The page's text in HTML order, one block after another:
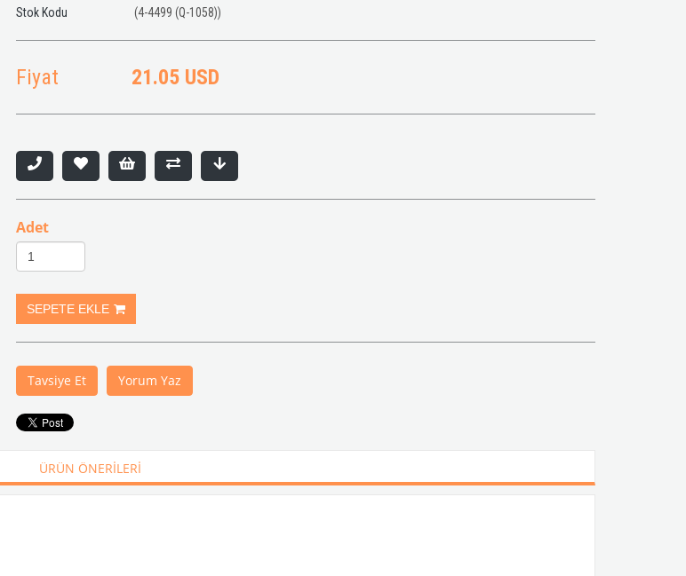
(4-4499 (Q-1058))
Fiyat 21.05 USD
Adet
Tavsiye Et Yorum Yaz
ÜRÜN ÖNERILERI